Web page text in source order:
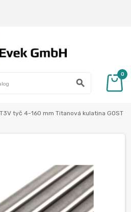
search
0
tyč 4-160 mm Titanová kulatina GOST